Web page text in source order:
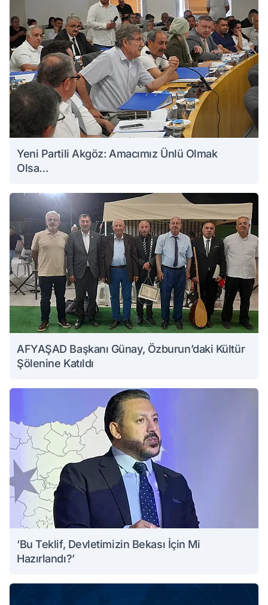
Yeni Partili Akgöz: Amacımız Ünlü Olmak
Olsa…
AFYAŞAD Başkanı Günay, Özburun’daki Kültür
Şölenine Katıldı
‘Bu Teklif, Devletimizin Bekası İçin Mi
Hazırlandı?’